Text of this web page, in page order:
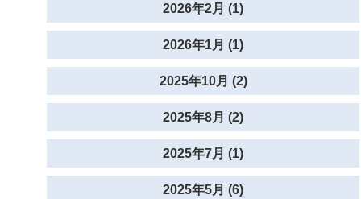
2026年2月 (1)
2026年1月 (1)
2025年10月 (2)
2025年8月 (2)
2025年7月 (1)
2025年5月 (6)